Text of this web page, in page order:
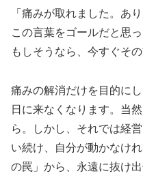
「痛みが取れました。あ
この言葉をゴールだと思
もしそうなら、今すぐそ
痛みの解消だけを目的に
日に来なくなります。当
ら。しかし、それでは経
い続け、自分が動かなけ
の罠」から、永遠に抜け出